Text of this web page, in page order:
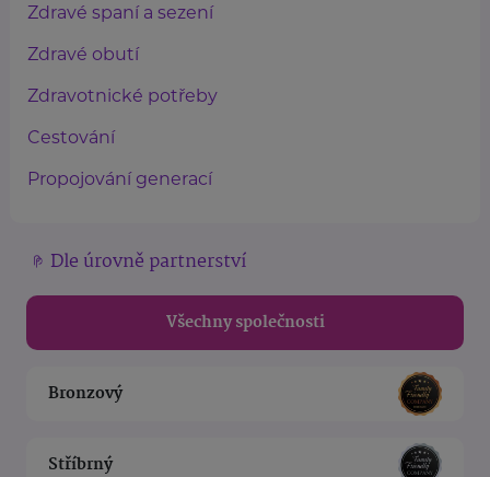
Zdravé spaní a sezení
Zdravé obutí
Zdravotnické potřeby
Cestování
Propojování generací
Dle úrovně partnerství
Všechny společnosti
Bronzový
Stříbrný